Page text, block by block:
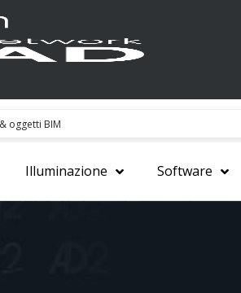
Illuminazione Software